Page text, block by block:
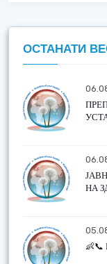
ОСТАНАТИ
НА
👶📞